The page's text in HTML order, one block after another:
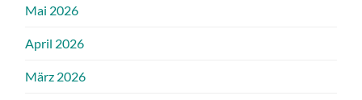
Mai 2026
April 2026
März 2026